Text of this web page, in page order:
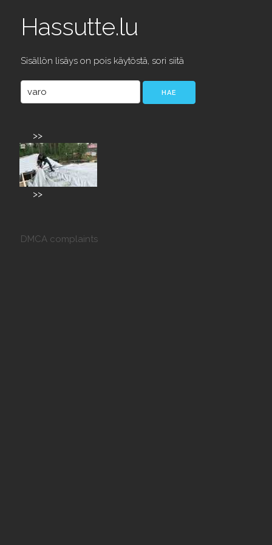
Hassutte.lu
Sisällön lisäys on pois käytöstä, sori siitä
>>
>>
DMCA complaints